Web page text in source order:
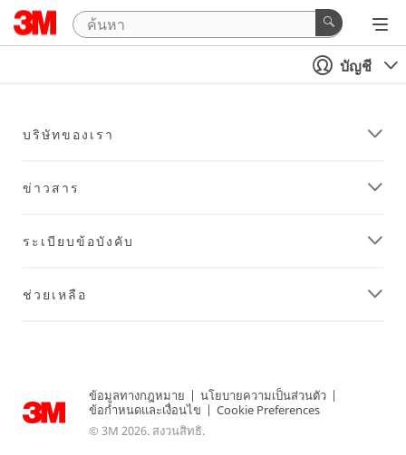
บัญชี
บริษัทของเรา
ข่าวสาร
ระเบียบข้อบังคับ
ช่วยเหลือ
ข้อมูลทางกฎหมาย | นโยบายความเป็นส่วนตัว |
ข้อกำหนดและเงื่อนไข | Cookie Preferences
© 3M 2026. สงวนสิทธิ.